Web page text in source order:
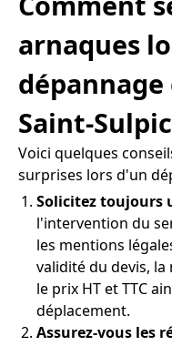
arnaques
Saint-
Voici quelques
surprises lors d'un
Solicitez toujours
l'intervention du
les mentions
validité du devis, la
le prix HT et TTC
déplacement.
Assurez-vous les